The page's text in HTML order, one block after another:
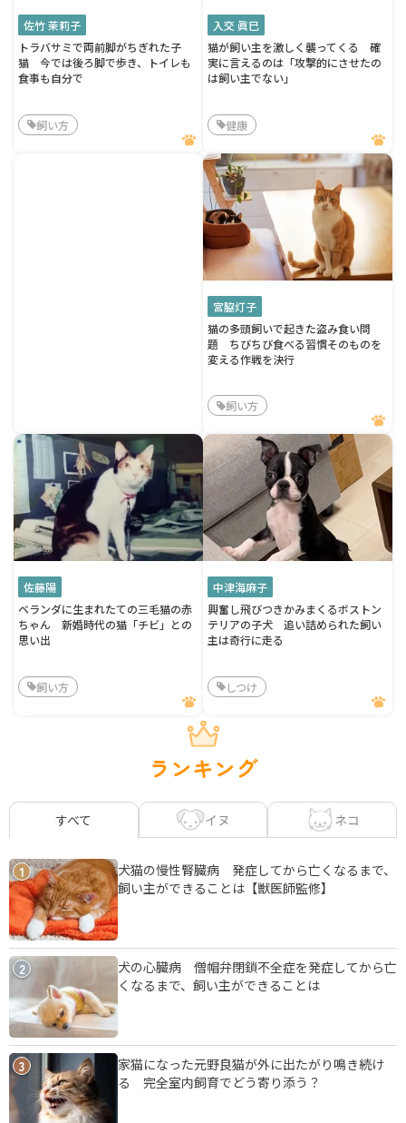
佐竹 茉莉子
トラバサミで両前脚がちぎれた子
猫 今では後ろ脚で歩き、トイレも
食事も自分で
飼い方
入交 眞巳
猫が飼い主を激しく襲ってくる 確
実に言えるのは「攻撃的にさせたの
は飼い主でない」
健康
宮脇灯子
猫の多頭飼いで起きた盗み食い問
題 ちびちび食べる習慣そのものを
変える作戦を決行
飼い方
佐藤陽
ベランダに生まれたての三毛猫の赤
ちゃん 新婚時代の猫「チビ」との
思い出
飼い方
中津海麻子
興奮し飛びつきかみまくるボストン
テリアの子犬 追い詰められた飼い
主は奇行に走る
しつけ
ランキング
すべて イヌ ネコ
1
犬猫の慢性腎臓病 発症してから亡くなるまで、
飼い主ができることは【獣医師監修】
2
犬の心臓病 僧帽弁閉鎖不全症を発症してから亡
くなるまで、飼い主ができることは
3
家猫になった元野良猫が外に出たがり鳴き続け
る 完全室内飼育でどう寄り添う？